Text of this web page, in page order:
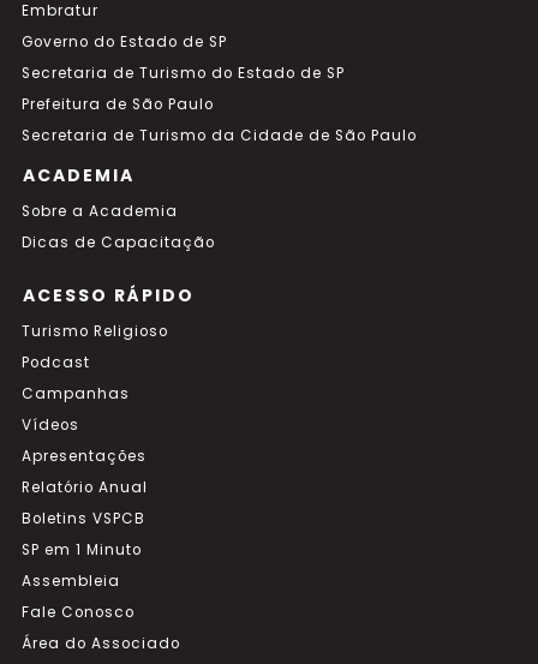
Embratur
Governo do Estado de SP
Secretaria de Turismo do Estado de SP
Prefeitura de São Paulo
Secretaria de Turismo da Cidade de São Paulo
ACADEMIA
Sobre a Academia
Dicas de Capacitação
ACESSO RÁPIDO
Turismo Religioso
Podcast
Campanhas
Vídeos
Apresentações
Relatório Anual
Boletins VSPCB
SP em 1 Minuto
Assembleia
Fale Conosco
Área do Associado